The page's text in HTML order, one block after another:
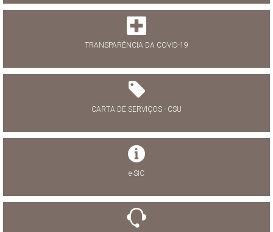
TRANSPARÊNCIA DA COVID-19
CARTA DE SERVIÇOS - CSU
e-SIC